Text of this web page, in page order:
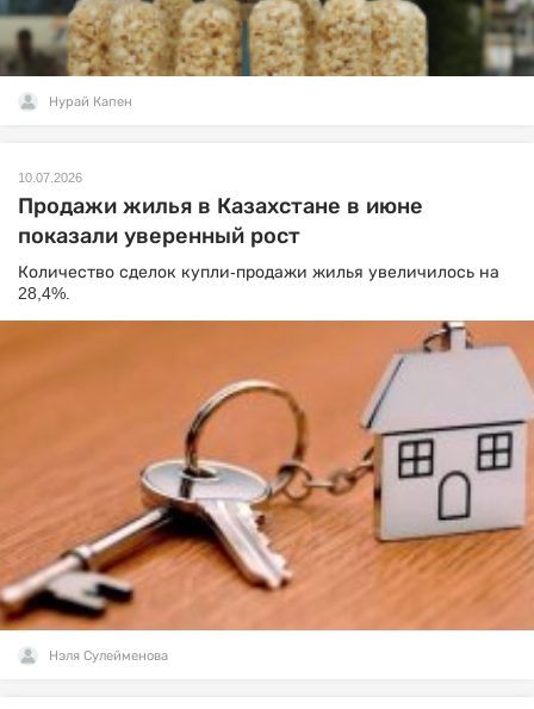
Нурай Капен
10.07.2026
Продажи жилья в Казахстане в июне
показали уверенный рост
Количество сделок купли-продажи жилья увеличилось на
28,4%.
Нэля Сулейменова